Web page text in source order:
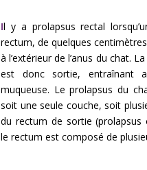
Il y a prolapsus rectal
rectum, de quelques
à l’extérieur de l’anus du chat.
est donc sortie, entraînant
muqueuse. Le prolapsus du
soit une seule couche, soit
du rectum de sortie (prolapsus
le rectum est composé de